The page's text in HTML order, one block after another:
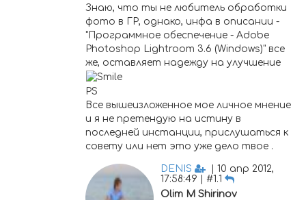
Знаю, что ты не любитель обработки
фото в ГР, однако, инфа в описании -
"Программное обеспечение - Adobe
Photoshop Lightroom 3.6 (Windows)" все
же, оставляет надежду на улучшение
PS
Все вышеизложенное мое личное мнение
и я не претендую на истину в
последней инстанции, прислушаться к
совету или нет это уже дело твое .
DENIS
| 10 апр 2012,
17:58:49 | #1.1
Olim M Shirinov